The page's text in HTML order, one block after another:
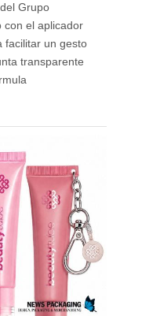
Grupo
con el aplicador
facilitar un gesto
transparente